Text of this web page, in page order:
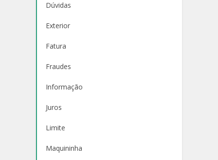
Dúvidas
Exterior
Fatura
Fraudes
Informação
Juros
Limite
Maquininha